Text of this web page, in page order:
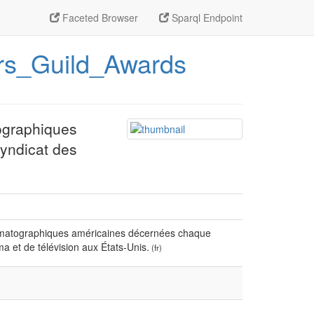
Faceted Browser Sparql Endpoint
des
américaines décernées chaque
et de télévision aux États-Unis. (fr)